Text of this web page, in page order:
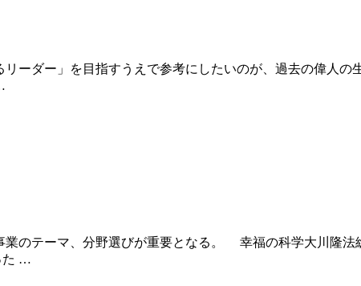
ーダー」を目指すうえで参考にしたいのが、過去の偉人
のテーマ、分野選びが重要となる。 幸福の科学大川隆法
た …